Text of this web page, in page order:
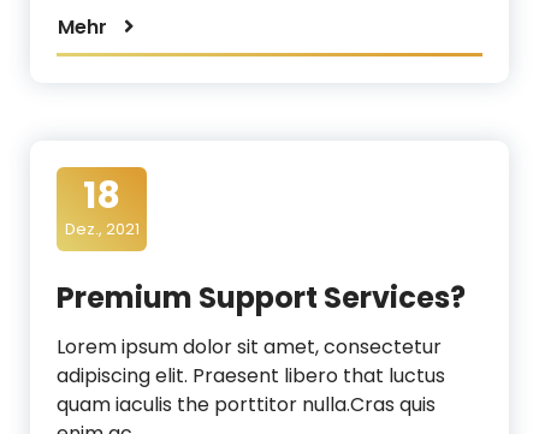
Mehr
18
Dez., 2021
Premium Support Services?
Lorem ipsum dolor sit amet, consectetur
adipiscing elit. Praesent libero that luctus
quam iaculis the porttitor nulla.Cras quis